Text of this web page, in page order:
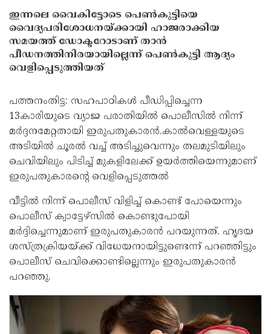
ഇന്നലെ വൈകിട്ടോടെ പെൺകുട്ടിയെ
വൈദ്യപരിശോധനയ്ക്കായി ഹാജരാക്കിയ
സമയത്ത് ഡോക്ടറോടാണ് താൻ
പീഡനത്തിനിരയായില്ലെന്ന് പെൺകുട്ടി ആദ്യം
വെളിപ്പെടുത്തിയത്
പത്തനംതിട്ട: സഹപാഠികൾ പീഡിപ്പിച്ചെന്ന
13കാരിയുടെ വ്യാജ പരാതിയിൽ പൊലീസിൽ നിന്ന്
മർദ്ദനമേറ്റതായി ഇരുപതുകാരൻ.കാൽവെള്ളയുടെ
അടിയിൽ ചൂരൽ വച്ച് അടിച്ചുവെന്നും തലമുടിയിലും
ചെവിയിലും പിടിച്ച് മുകളിലേക്ക് ഉയർത്തിയെന്നുമാണ്
ഇരുപതുകാരൻ്റെ വെളിപ്പെടുത്തൽ
വീട്ടിൽ നിന്ന് പൊലീസ് വിളിച്ച് കൊണ്ട് പോയെന്നും
പൊലീസ് ക്വാട്ടേഴ്സിൽ കൊണ്ടുപോയി
മർ‌ദ്ദിച്ചെന്നുമാണ് ഇരുപതുകാരൻ പറയുന്നത്. ഹൃദയ
ശസ്ത്രക്രിയയ്ക്ക് വിധേയനായിട്ടുണ്ടെന്ന് പറഞ്ഞിട്ടും
പൊലീസ് ചെവിക്കൊണ്ടില്ലെന്നും ഇരുപതുകാരൻ
പറഞ്ഞു.